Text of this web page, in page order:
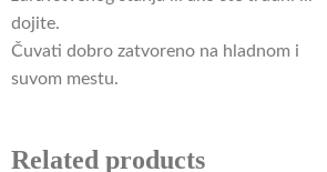
dojite.
Čuvati dobro zatvoreno na hladnom i
suvom mestu.
Related products